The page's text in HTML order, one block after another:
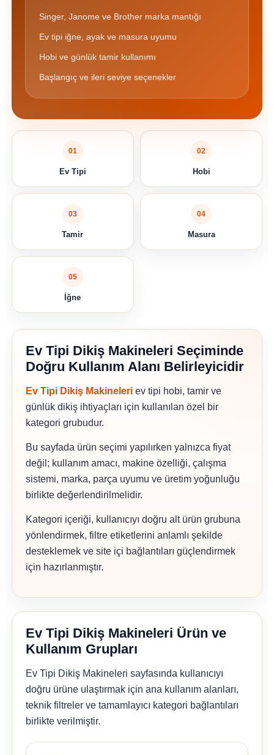
Singer, Janome ve Brother marka mantığı
Ev tipi iğne, ayak ve masura uyumu
Hobi ve günlük tamir kullanımı
Başlangıç ve ileri seviye seçenekler
01
Ev Tipi
02
Hobi
03
Tamir
04
Masura
05
İğne
Ev Tipi Dikiş Makineleri Seçiminde
Doğru Kullanım Alanı Belirleyicidir
Ev Tipi Dikiş Makineleriev tipi hobi, tamir ve
günlük dikiş ihtiyaçları için kullanılan özel bir
kategori grubudur.
Bu sayfada ürün seçimi yapılırken yalnızca fiyat
değil; kullanım amacı, makine özelliği, çalışma
sistemi, marka, parça uyumu ve üretim yoğunluğu
birlikte değerlendirilmelidir.
Kategori içeriği, kullanıcıyı doğru alt ürün grubuna
yönlendirmek, filtre etiketlerini anlamlı şekilde
desteklemek ve site içi bağlantıları güçlendirmek
için hazırlanmıştır.
Ev Tipi Dikiş Makineleri Ürün ve
Kullanım Grupları
Ev Tipi Dikiş Makineleri sayfasında kullanıcıyı
doğru ürüne ulaştırmak için ana kullanım alanları,
teknik filtreler ve tamamlayıcı kategori bağlantıları
birlikte verilmiştir.